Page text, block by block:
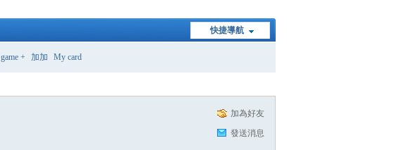
快捷導航
game + 加加 My card
加為好友
發送消息